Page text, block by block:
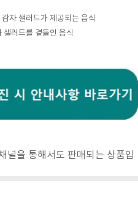
감자 샐러드가 제공되는 음식
샐러드를 곁들인 음식
널을 통해서도 판매되는 상품입